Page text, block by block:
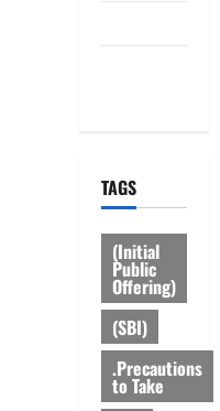
TAGS
(Initial
Public
Offering)
(SBI)
.Precautions
to Take